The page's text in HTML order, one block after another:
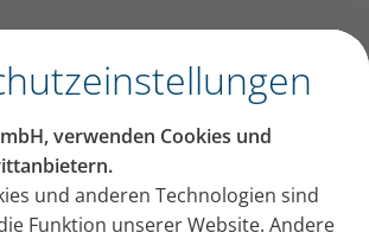
verwenden Cookies und
und anderen Technologien sind
Funktion unserer Website. Andere
und
für Ihre E-Mail
schnellstmöglich